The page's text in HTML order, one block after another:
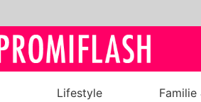
Lifestyle Familie